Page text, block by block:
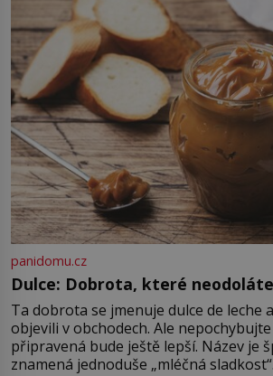
tresty nebo
metody jsou
promyšlené a
používají
první […]
panidomu.cz
Dulce: Dobrota, které neodoláte
Ta dobrota se jmenuje dulce de leche
objevili v obchodech. Ale
připravená bude ještě lepší. Název je
znamená jednoduše „mléčná